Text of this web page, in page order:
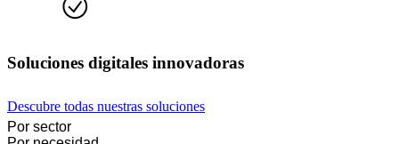
Soluciones digitales innovadoras
Descubre todas nuestras soluciones
Por sector